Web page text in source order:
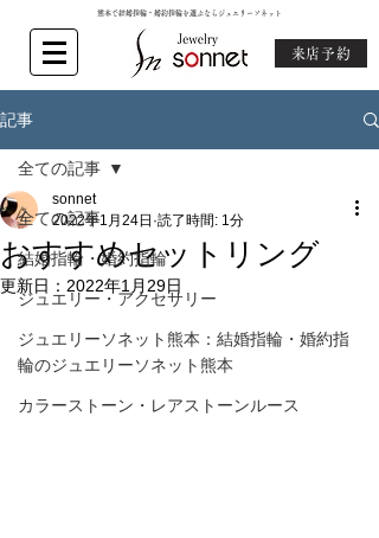
熊本で結婚指輪・婚約指輪を選ぶならジュエリーソネット
来店予約
記事
全ての記事
結婚指輪・婚約指輪
ジュエリー・アクセサリー
ジュエリーソネット熊本：結婚指輪・婚約指
輪のジュエリーソネット熊本
カラーストーン・レアストーンルース
全ての記事
おすすめセットリング
sonnet
2022年1月24日 読了時間: 1分
更新日： 2022年1月29日